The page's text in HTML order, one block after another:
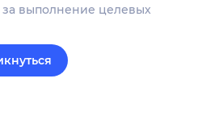
выполнение целевых